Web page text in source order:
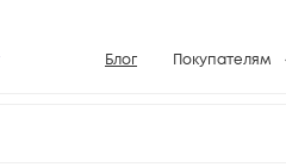
Блог Покупателям